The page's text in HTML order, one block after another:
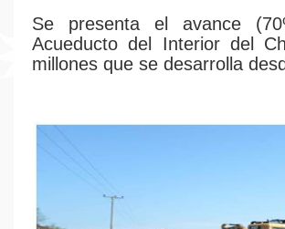
Se presenta el avance
Acueducto del Interior del
millones que se desarrolla